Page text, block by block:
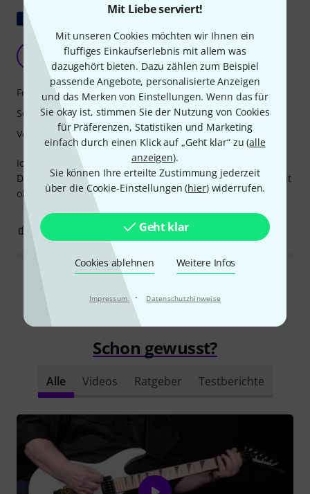
Mit Liebe serviert!
Mit unseren Cookies möchten wir Ihnen ein
fluffiges Einkaufserlebnis mit allem was
dazugehört bieten. Dazu zählen zum Beispiel
passende Angebote, personalisierte Anzeigen
und das Merken von Einstellungen. Wenn das für
Sie okay ist, stimmen Sie der Nutzung von Cookies
für Präferenzen, Statistiken und Marketing
einfach durch einen Klick auf „Geht klar“ zu (alle
anzeigen).
Sie können Ihre erteilte Zustimmung jederzeit
über die Cookie-Einstellungen (hier) widerrufen.
Geht klar
Cookies ablehnen Weitere Infos
Impressum · Datenschutzhinweise
Original zeigen
Ein echter, erschwinglicher Solist
Paddy Mos's 01.10.2025
Ich habe einfach die Brücke gegen einen fetten Seymour
Duncan getauscht und voilà, ich bin auf einer Autobahn mit
ohrenbetäubendem Sound.
Features
Sound
Verarbeitung
BEWERTUNG MELDEN
Alle Bewertungen lesen
Schon gewusst?
Alle Videos Ratgeber Testberichte